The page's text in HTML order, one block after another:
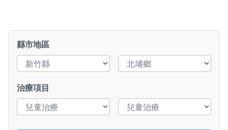
縣市地區
治療項目